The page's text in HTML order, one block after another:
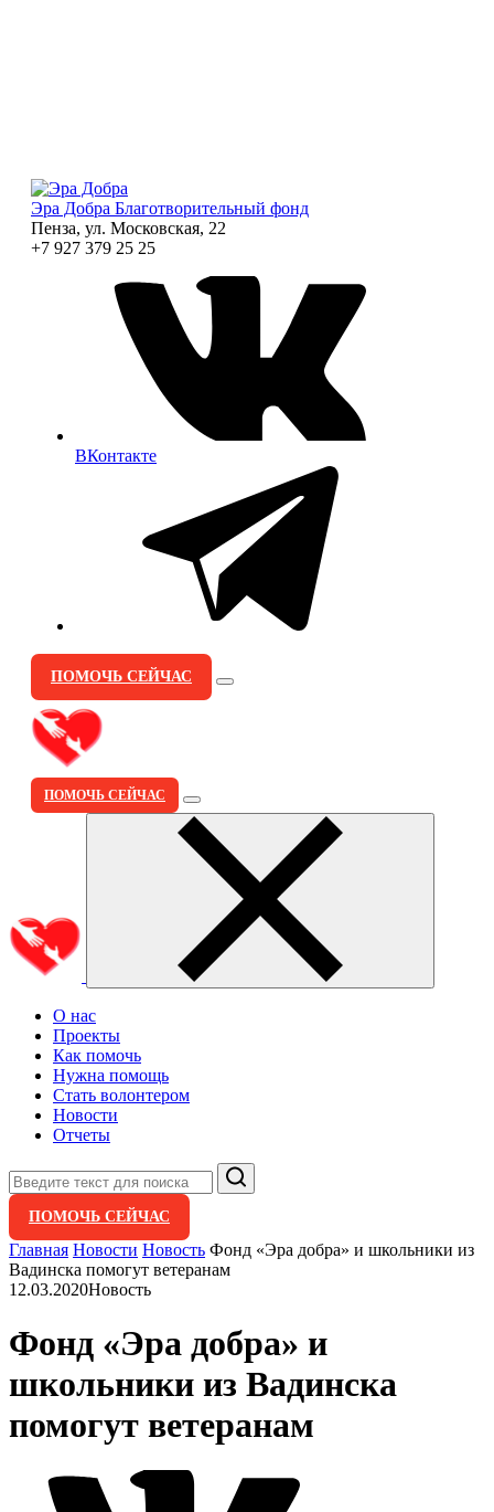
Эра Добра Благотворительный фонд
Пенза, ул. Московская, 22
+7 927 379 25 25
ВКонтакте
ПОМОЧЬ СЕЙЧАС
ПОМОЧЬ СЕЙЧАС
О нас
Проекты
Как помочь
Нужна помощь
Стать волонтером
Новости
Отчеты
Поиск
ПОМОЧЬ СЕЙЧАС
Главная Новости Новость Фонд «Эра добра» и школьники из
Вадинска помогут ветеранам
12.03.2020Новость
Фонд «Эра добра» и
школьники из Вадинска
помогут ветеранам